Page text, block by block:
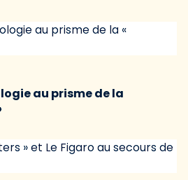
au prisme de la